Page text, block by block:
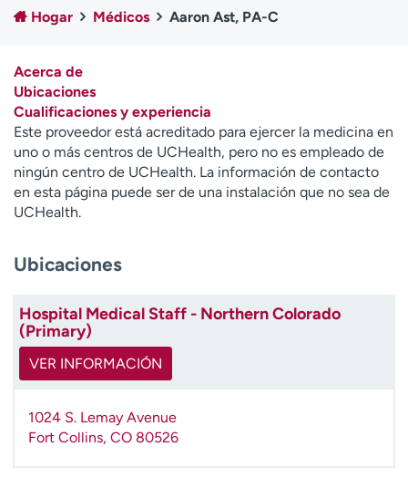
Atención a medios de
comunicación
Contáctenos Noticias e historias
A
y
ú
d
m
e
n
o
Hogar Médicos Aaron Ast, PA-C
Acerca de
Ubicaciones
Cualificaciones y experiencia
Este proveedor está acreditado para ejercer la medicina en
uno o más centros de UCHealth, pero no es empleado de
ningún centro de UCHealth. La información de contacto
en esta página puede ser de una instalación que no sea de
UCHealth.
Ubicaciones
Hospital Medical Staff - Northern Colorado
(Primary)
VER INFORMACIÓN
1024 S. Lemay Avenue
Fort Collins, CO 80526